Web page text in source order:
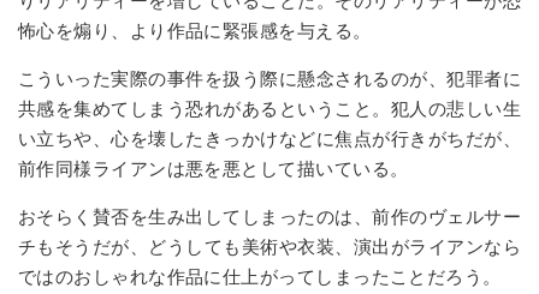
怖心を煽り、より作品に緊張感を与える。
こういった実際の事件を扱う際に懸念されるのが、犯罪者に
共感を集めてしまう恐れがあるということ。犯人の悲しい生
い立ちや、心を壊したきっかけなどに焦点が行きがちだが、
前作同様ライアンは悪を悪として描いている。
おそらく賛否を生み出してしまったのは、前作のヴェルサー
チもそうだが、どうしても美術や衣装、演出がライアンなら
ではのおしゃれな作品に仕上がってしまったことだろう。